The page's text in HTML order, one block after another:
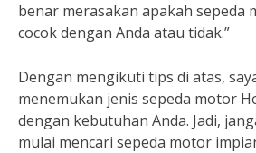
benar merasakan apakah sepeda
cocok dengan Anda atau tidak.”
Dengan mengikuti tips di atas,
menemukan jenis sepeda motor
dengan kebutuhan Anda. Jadi,
mulai mencari sepeda motor